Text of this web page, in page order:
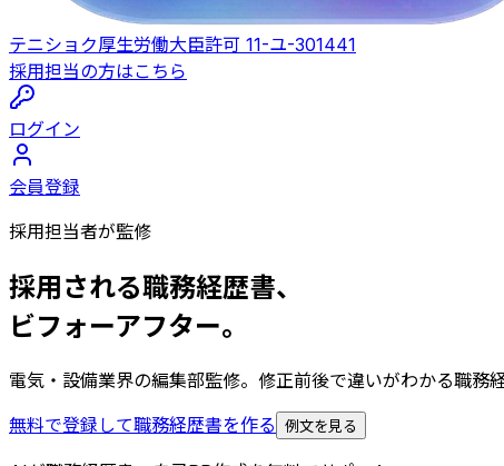
テニショク厚生労働大臣許可 11-ユ-301441
採用担当の方はこちら
ログイン
会員登録
採用担当者が監修
採用される職務経歴書、
ビフォーアフター。
電気・設備業界の編集部監修。修正前後で違いがわかる職務
無料で登録して職務経歴書を作る
例文を見る